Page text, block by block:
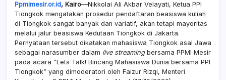
Ppmimesir.or.id, Kairo—Nikkolai Ali Akbar Velayati, Ketua PPI
Tiongkok mengatakan prosedur pendaftaran beasiswa kuliah
di Tiongkok sangat banyak dan variatif, akan tetapi mayoritas
melalui jalur beasiswa Kedutaan Tiongkok di Jakarta.
Pernyataan tersebut dikatakan mahasiswa Tiongkok asal Jawa
sebagai narasumber dalam live streamingbersama PPMI Mesir
pada acara “Lets Talk! Bincang Mahasiswa Dunia bersama PPI
Tiongkok” yang dimoderatori oleh Faizur Rizqi, Menteri